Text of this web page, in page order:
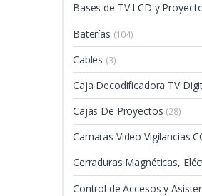
Bases de TV LCD y
Baterías (104)
Cables (3)
Caja Decodificadora TV
Cajas De Proyectos (28)
Camaras Video Vigilancias
Cerraduras Magnéticas,
Control de Accesos y